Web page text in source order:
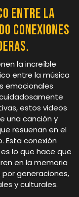
entre la
conexiones
la increíble
entre la música
emocionales
estos videos
una canción y
resuenan en el
Esta conexión
lo que hace que
en la memoria
generaciones,
y culturales.